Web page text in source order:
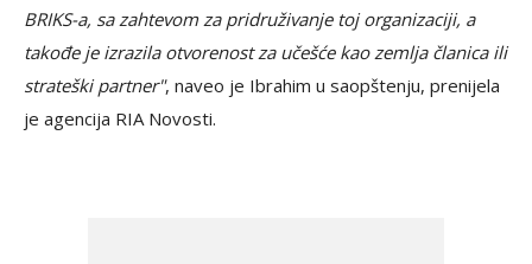
BRIKS-a, sa zahtevom za pridruživanje toj organizaciji, a
takođe je izrazila otvorenost za učešće kao zemlja članica ili
strateški partner", naveo je Ibrahim u saopštenju, prenijela
je agencija RIA Novosti.